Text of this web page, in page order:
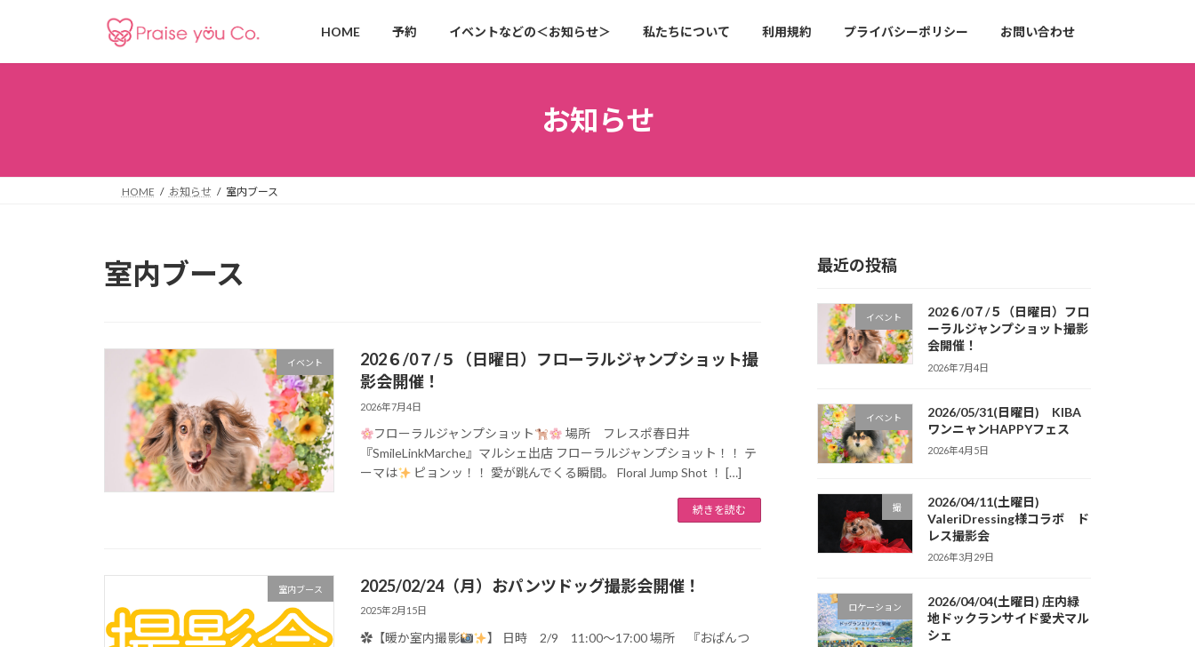
ッ
移
HOME 予約 イベントなどの＜お知らせ＞ 私たちについて 利用規約 プライバシーポリシー お問い合わせ
お知らせ
HOME お知らせ 室内ブース
室内ブース
イベント
202６/0７/５（日曜日）フローラルジャンプショット撮
影会開催！
2026年7月4日
フローラルジャンプショット
場所 フレスポ春日井
『SmileLinkMarche』マルシェ出店 フローラルジャンプショット！！ テ
ーマは
ピョンッ！！ 愛が跳んでくる瞬間。 Floral Jump Shot ！ […]
続きを読む
室内ブース 2025/02/24（月）おパンツドッグ撮影会開催！
2025年2月15日
✿︎【暖か室内撮影
】 日時 2/9 11:00〜17:00 場所 『おぱんつ
最近の投稿
イベント
202６/0７/５（日曜日）フロ
ーラルジャンプショット撮影
会開催！
2026年7月4日
イベント
2026/05/31(日曜日) KIBA
ワンニャンHAPPYフェス
2026年4月5日
撮
2026/04/11(土曜日)
ValeriDressing様コラボ ド
レス撮影会
2026年3月29日
ロケーション
2026/04/04(土曜日) 庄内緑
地ドックランサイド愛犬マル
シェ